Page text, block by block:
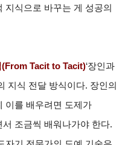
지식으로 바꾸는 게 성공의
(From Tacit to Tacit)‘장인과
지식 전달 방식이다. 장인의
이를 배우려면 도제가
조금씩 배워나가야 한다.